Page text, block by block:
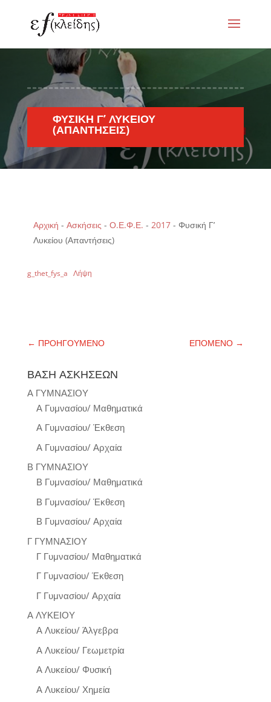
ΦΥΣΙΚΉ Γ’ ΛΥΚΕΊΟΥ
(ΑΠΑΝΤΉΣΕΙΣ)
Αρχική - Ασκήσεις - Ο.Ε.Φ.Ε. - 2017- Φυσική Γ’
Λυκείου (Απαντήσεις)
g_thet_fys_a Λήψη
← ΠΡΟΗΓΟΥΜΕΝΟ ΕΠΟΜΕΝΟ →
ΒΑΣΗ ΑΣΚΗΣΕΩΝ
Α ΓΥΜΝΑΣΙΟΥ
Α Γυμνασίου/ Μαθηματικά
Α Γυμνασίου/ Έκθεση
Α Γυμνασίου/ Αρχαία
Β ΓΥΜΝΑΣΙΟΥ
Β Γυμνασίου/ Μαθηματικά
Β Γυμνασίου/ Έκθεση
Β Γυμνασίου/ Αρχαία
Γ ΓΥΜΝΑΣΙΟΥ
Γ Γυμνασίου/ Μαθηματικά
Γ Γυμνασίου/ Έκθεση
Γ Γυμνασίου/ Αρχαία
Α ΛΥΚΕΙΟΥ
Α Λυκείου/ Άλγεβρα
Α Λυκείου/ Γεωμετρία
Α Λυκείου/ Φυσική
Α Λυκείου/ Χημεία